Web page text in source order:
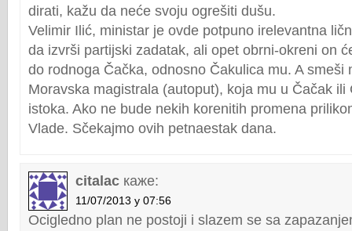
dirati, kažu da neće svoju ogrešiti dušu.
Velimir Ilić, ministar je ovde potpuno irelevantna
da izvrši partijski zadatak, ali opet obrni-okreni on
do rodnoga Čačka, odnosno Čakulica mu. A smeši
Moravska magistrala (autoput), koja mu u Čačak ili
istoka. Ako ne bude nekih korenitih promena
Vlade. Sčekajmo ovih petnaestak dana.
citalac каже:
11/07/2013 у 07:56
Ocigledno plan ne postoji i slazem se sa